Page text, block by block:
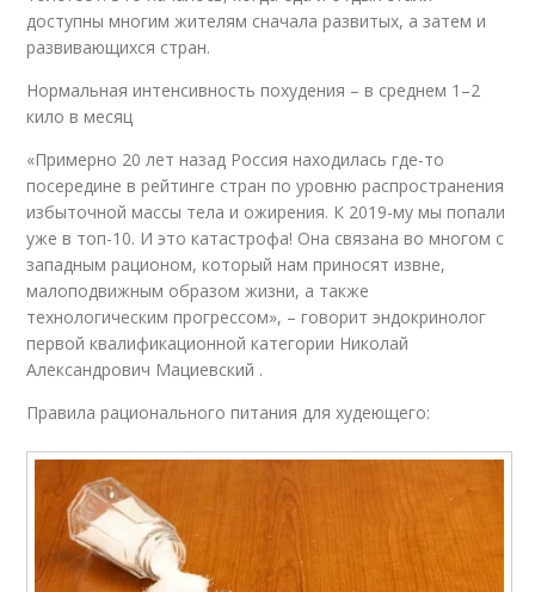
доступны многим жителям сначала развитых, а затем и
развивающихся стран.
Нормальная интенсивность похудения – в среднем 1–2
кило в месяц
«Примерно 20 лет назад Россия находилась где-то
посередине в рейтинге стран по уровню распространения
избыточной массы тела и ожирения. К 2019-му мы попали
уже в топ-10. И это катастрофа! Она связана во многом с
западным рационом, который нам приносят извне,
малоподвижным образом жизни, а также
технологическим прогрессом», – говорит эндокринолог
первой квалификационной категории Николай
Александрович Мациевский .
Правила рационального питания для худеющего: